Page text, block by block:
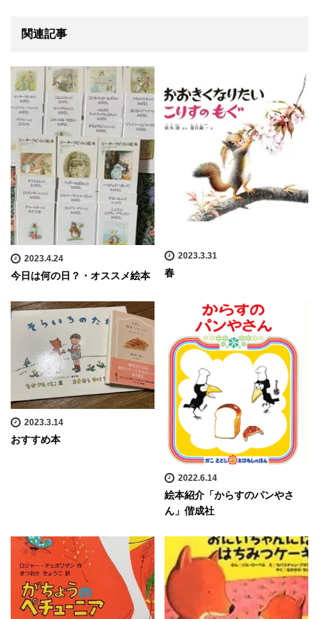
関連記事
2023.4.24
今日は何の日？・オススメ絵本
2023.3.31
春
2023.3.14
おすすめ本
2022.6.14
絵本紹介「からすのパンやさ
ん」偕成社